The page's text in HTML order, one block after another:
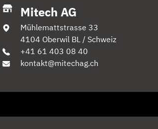
Mitech AG
Mühlemattstrasse 33
4104 Oberwil BL / Schweiz
+41 61 403 08 40
kontakt@mitechag.ch